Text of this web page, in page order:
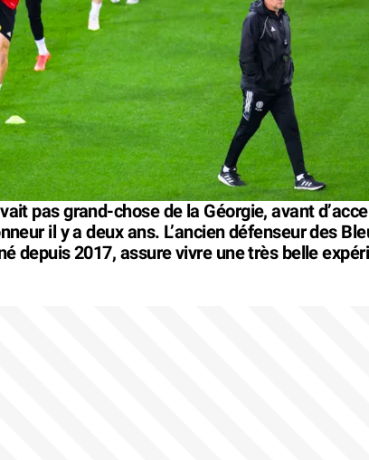
pas grand-chose de la Géorgie, avant
il y a deux ans. L’ancien défenseur des
depuis 2017, assure vivre une très belle